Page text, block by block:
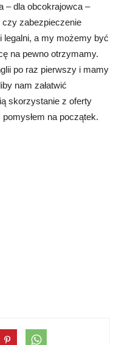
– dla obcokrajowca –
czy zabezpieczenie
legalni, a my możemy być
na pewno otrzymamy.
po raz pierwszy i mamy
nam załatwić
skorzystanie z oferty
na początek.